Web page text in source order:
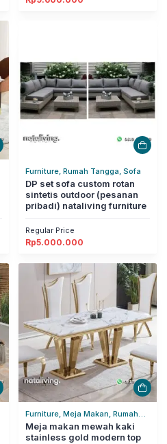
Furniture, Rumah Tangga, Sofa
DP set sofa custom rotan
sintetis outdoor (pesanan
pribadi) nataliving furniture
Regular Price
Rp5.000.000
Furniture, Meja Makan, Rumah
Tangga
Meja makan mewah kaki
stainless gold modern top